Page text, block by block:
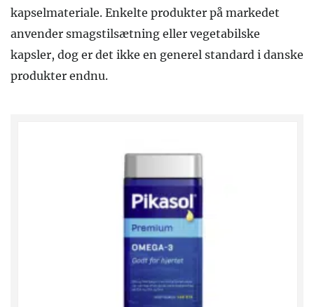
kapselmateriale. Enkelte produkter på markedet
anvender smagstilsætning eller vegetabilske
kapsler, dog er det ikke en generel standard i danske
produkter endnu.